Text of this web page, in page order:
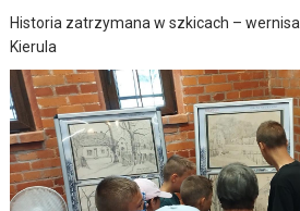
Historia zatrzymana w szkicach –
Kierula